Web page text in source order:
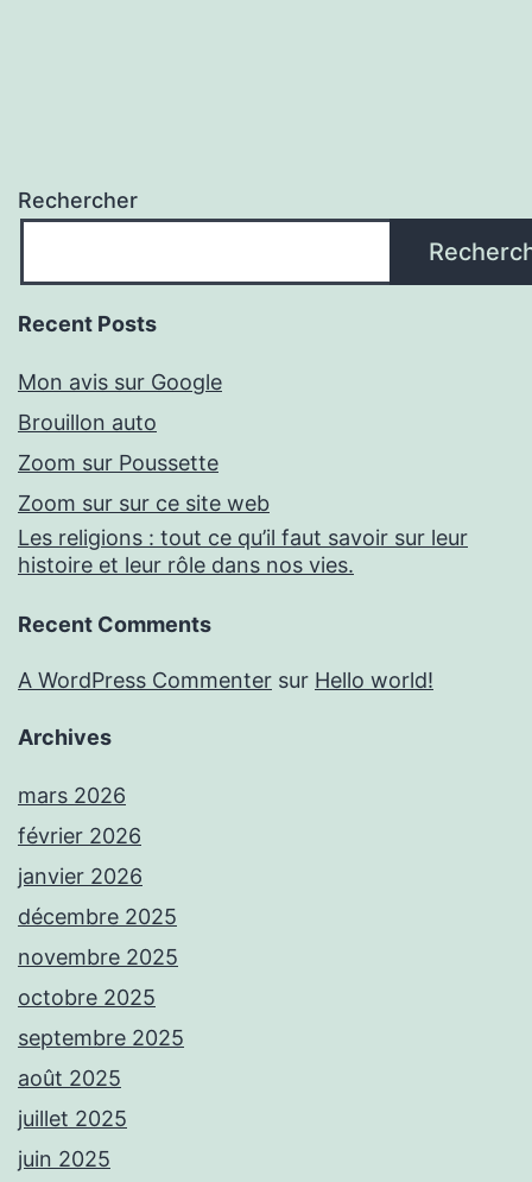
Rechercher
Recent Posts
Mon avis sur Google
Brouillon auto
Zoom sur Poussette
Zoom sur sur ce site web
Les religions : tout ce qu’il faut savoir sur leur
histoire et leur rôle dans nos vies.
Recent Comments
A WordPress Commenter sur Hello world!
Archives
mars 2026
février 2026
janvier 2026
décembre 2025
novembre 2025
octobre 2025
septembre 2025
août 2025
juillet 2025
juin 2025